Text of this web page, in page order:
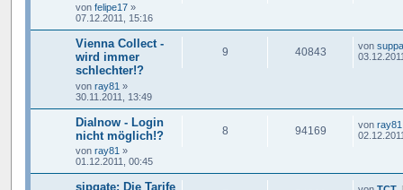
von felipe17 »
07.12.2011, 15:16
Vienna Collect -
wird immer
schlechter!?
von ray81 »
30.11.2011, 13:49
9 40843 von suppa
Dialnow - Login
nicht möglich!?
von ray81 »
01.12.2011, 00:45
8 94169 von ray81
sipgate: Die Tarife